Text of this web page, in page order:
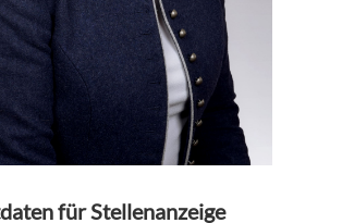
für Stellenanzeige